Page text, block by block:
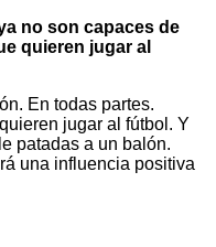
no son capaces de
quieren jugar al
En todas partes.
jugar al fútbol. Y
patadas a un balón.
una influencia positiva